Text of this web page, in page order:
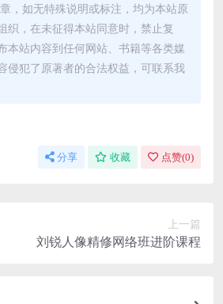
，如无特殊说明或标注，均为本站原
织，在未征得本站同意时，禁止复
本站内容到任何网站、书籍等各类媒
侵犯了原著者的合法权益，可联系我
分享 收藏 点赞(0)
上一篇
刘锐人像精修网络班进阶课程